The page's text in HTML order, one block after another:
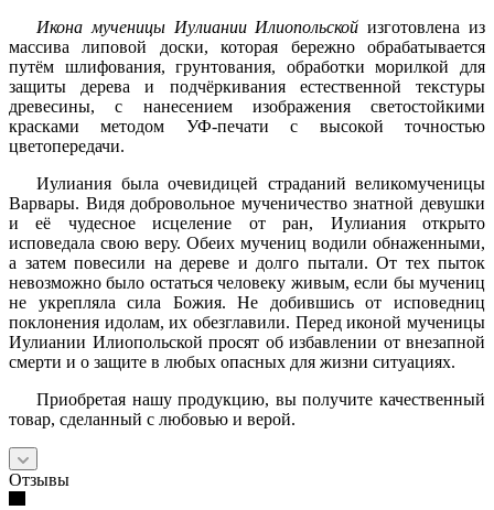
Икона мученицы Иулиании Илиопольской изготовлена из
массива липовой доски, которая бережно обрабатывается
путём шлифования, грунтования, обработки морилкой для
защиты дерева и подчёркивания естественной текстуры
древесины, с нанесением изображения светостойкими
красками методом УФ-печати с высокой точностью
цветопередачи.
Иулиания была очевидицей страданий великомученицы
Варвары. Видя добровольное мученичество знатной девушки
и её чудесное исцеление от ран, Иулиания открыто
исповедала свою веру. Обеих мучениц водили обнаженными,
а затем повесили на дереве и долго пытали. От тех пыток
невозможно было остаться человеку живым, если бы мучениц
не укрепляла сила Божия. Не добившись от исповедниц
поклонения идолам, их обезглавили. Перед иконой мученицы
Иулиании Илиопольской просят об избавлении от внезапной
смерти и о защите в любых опасных для жизни ситуациях.
Приобретая нашу продукцию, вы получите качественный
товар, сделанный с любовью и верой.
Отзывы